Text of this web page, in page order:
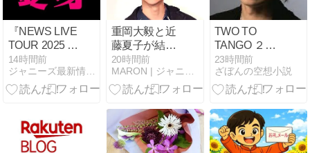
『NEWS LIVE
TOUR 2025 変
身』Blu-ray＆
DVD 9月15日
発売決定！予
14時間前
ジャニーズ最新情報。
重岡大毅と近
藤夏子が結婚
か？彼女のア
ーティスト活
動終了と長年
20時間前
MARON | ジャニーズの話題・最新情報をお届け
TWO TO
TANGO ２５
０ 和７９
23時間前
ざぼんの空想小説